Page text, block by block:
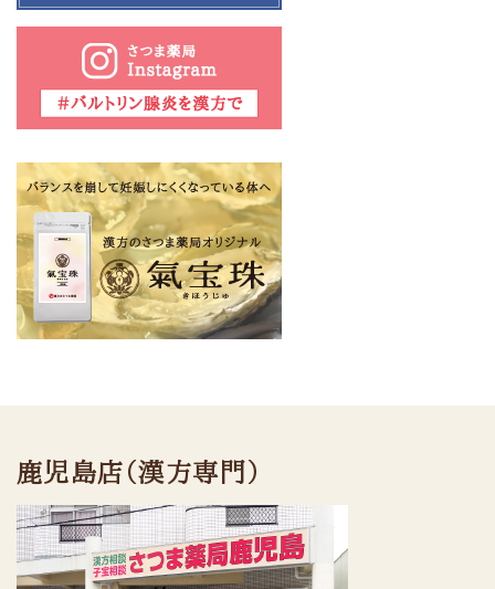
鹿児島店（漢方専門）